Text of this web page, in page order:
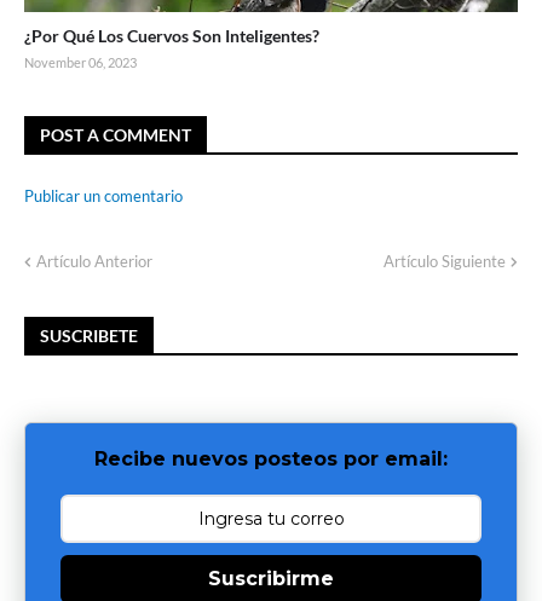
¿Por Qué Los Cuervos Son Inteligentes?
November 06, 2023
POST A COMMENT
Publicar un comentario
Artículo Anterior Artículo Siguiente
SUSCRIBETE
Recibe nuevos posteos por email:
Suscribirme